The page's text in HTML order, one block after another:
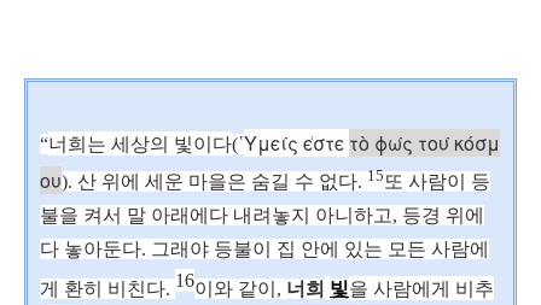
“너희는 세상의 빛이다(῾Υμεις εστε τὸ φως του κόσμ
ου). 산 위에 세운 마을은 숨길 수 없다. 15또 사람이 등
불을 켜서 말 아래에다 내려놓지 아니하고, 등경 위에
다 놓아둔다. 그래야 등불이 집 안에 있는 모든 사람에
게 환히 비친다. 16이와 같이 , 너희 빛을 사람에게 비추